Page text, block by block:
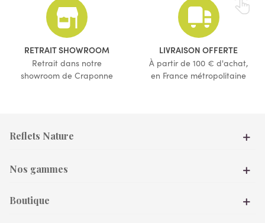
(53 avis)
RETRAIT SHOWROOM
Retrait dans notre
showroom de Craponne
LIVRAISON OFFERTE
À partir de 100 € d'achat,
en France métropolitaine
Reflets Nature
Nos gammes
Boutique